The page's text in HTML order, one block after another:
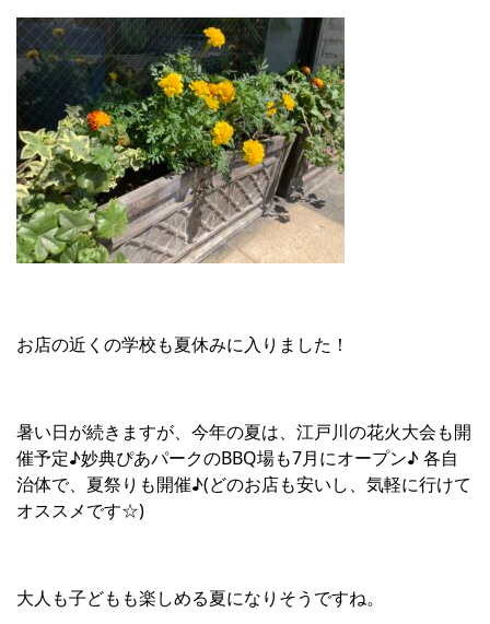
お店の近くの学校も夏休みに入りました！
暑い日が続きますが、今年の夏は、江戸川の花火大会も開
催予定♪妙典ぴあパークのBBQ場も7月にオープン♪ 各自
治体で、夏祭りも開催♪(どのお店も安いし、気軽に行けて
オススメです☆)
大人も子どもも楽しめる夏になりそうですね。